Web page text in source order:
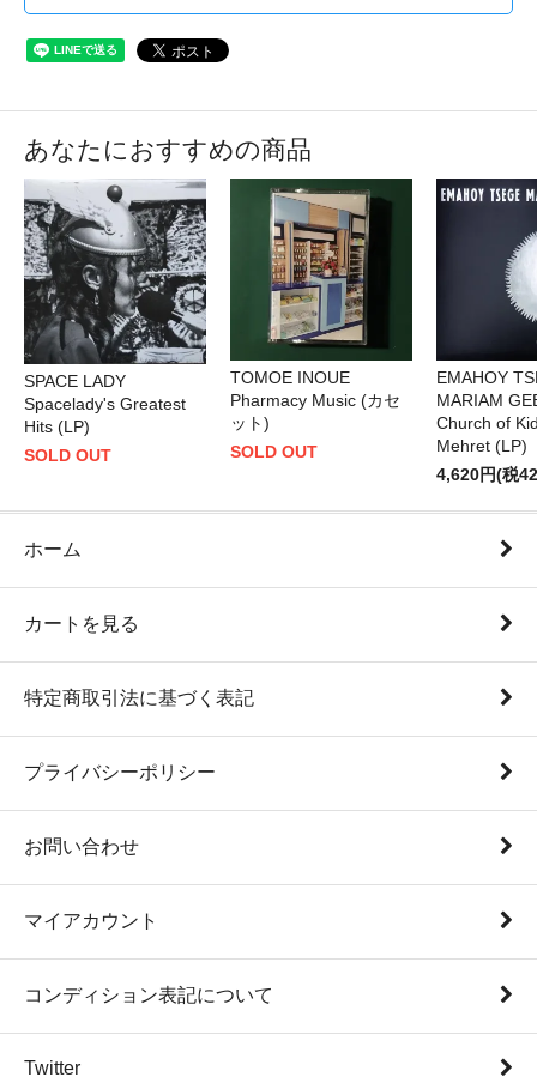
あなたにおすすめの商品
SPACE LADY
Spacelady's Greatest
Hits (LP)
SOLD OUT
TOMOE INOUE
Pharmacy Music (カセ
ット)
SOLD OUT
EMAHOY
MARIAM
Church of
Mehret (LP)
4,620円(税
ホーム
カートを見る
特定商取引法に基づく表記
プライバシーポリシー
お問い合わせ
マイアカウント
コンディション表記について
Twitter